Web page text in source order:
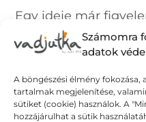
Számomra
adatok
A böngészési élmény fokozása,
tartalmak megjelenítése,
sütiket (cookie) használok. A
hozzájárulhat a sütik
Egy ideje már
minden nap egy
fényben úsznak és
tartogatnak: muszáj
az életet, élvezni az
színek, minden